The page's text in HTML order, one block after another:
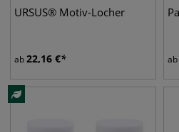
URSUS® Motiv-Locher
ab22,16 € ab